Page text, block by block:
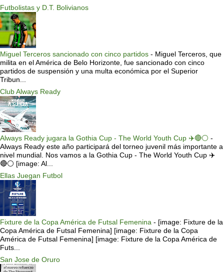
Futbolistas y D.T. Bolivianos
Miguel Terceros sancionado con cinco partidos - Miguel Terceros, que
milita en el América de Belo Horizonte, fue sancionado con cinco
partidos de suspensión y una multa económica por el Superior
Tribun...
Club Always Ready
Always Ready jugara la Gothia Cup - The World Youth Cup ✈️🔴⚪️ -
Always Ready este año participará del torneo juvenil más importante a
nivel mundial. Nos vamos a la Gothia Cup - The World Youth Cup ✈️
🔴⚪️ [image: Al...
Ellas Juegan Futbol
Fixture de la Copa América de Futsal Femenina - [image: Fixture de la
Copa América de Futsal Femenina] [image: Fixture de la Copa
América de Futsal Femenina] [image: Fixture de la Copa América de
Futs...
San Jose de Oruro